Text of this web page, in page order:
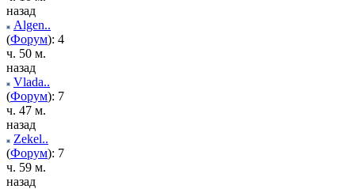
назад
Algen..
(Форум): 4
ч. 50 м.
назад
Vlada..
(Форум): 7
ч. 47 м.
назад
Zekel..
(Форум): 7
ч. 59 м.
назад